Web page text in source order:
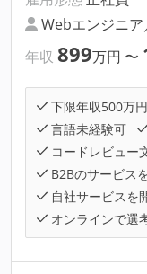
Webエンジニ
年収 899万円 〜
下限年収500万
言語未経験可
コードレビュー
B2Bのサービス
自社サービスを
オンラインで選